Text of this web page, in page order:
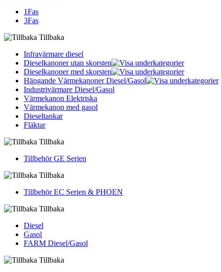
1Fas
3Fas
Tillbaka
Infravärmare diesel
Dieselkanoner utan skorsten
Dieselkanoner med skorsten
Hängande Värmekanoner Diesel/Gasol
Industrivärmare Diesel/Gasol
Värmekanon Elektriska
Värmekanon med gasol
Dieseltankar
Fläktar
Tillbaka
Tillbehör GE Serien
Tillbaka
Tillbehör EC Serien & PHOEN
Tillbaka
Diesel
Gasol
FARM Diesel/Gasol
Tillbaka